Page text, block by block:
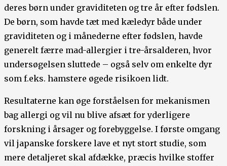
deres børn under graviditeten og tre år efter fødslen.
De børn, som havde tæt med kæledyr både under
graviditeten og i månederne efter fødslen, havde
generelt færre mad-allergier i tre-årsalderen, hvor
undersøgelsen sluttede – også selv om enkelte dyr
som f.eks. hamstere øgede risikoen lidt.
Resultaterne kan øge forståelsen for mekanismen
bag allergi og vil nu blive afsæt for yderligere
forskning i årsager og forebyggelse. I første omgang
vil japanske forskere lave et nyt stort studie, som
mere detaljeret skal afdække, præcis hvilke stoffer